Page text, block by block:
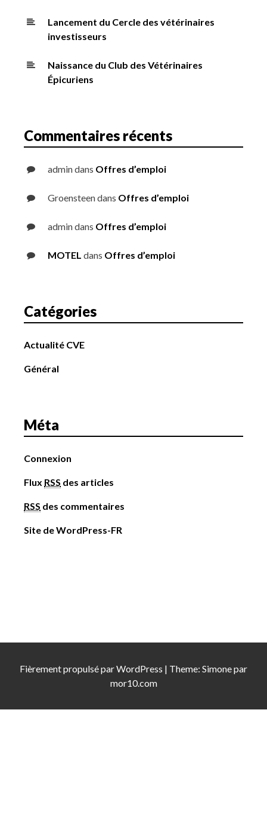
Lancement du Cercle des vétérinaires
investisseurs
Naissance du Club des Vétérinaires
Épicuriens
Commentaires récents
admindans Offres d’emploi
Groensteendans Offres d’emploi
admindans Offres d’emploi
MOTEL dans Offres d’emploi
Catégories
Actualité CVE
Général
Méta
Connexion
Flux RSS des articles
RSS des commentaires
Site de WordPress-FR
Fièrement propulsé parWordPress | Theme: Simonepar
mor10.com